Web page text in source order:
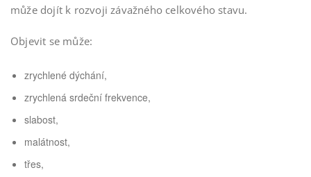
může dojít k rozvoji závažného celkového stavu.
Objevit se může:
zrychlené dýchání,
zrychlená srdeční frekvence,
slabost,
malátnost,
třes,